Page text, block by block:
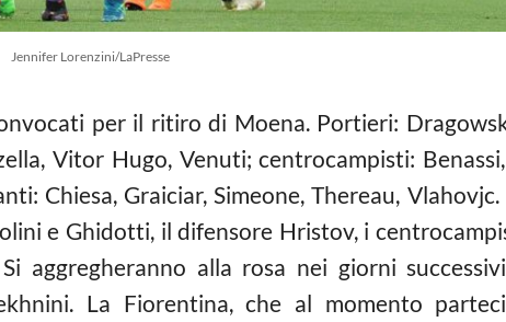
Jennifer Lorenzini/LaPresse
per il ritiro di Moena. Portieri:
Vitor Hugo, Venuti; centrocampisti:
Chiesa, Graiciar, Simeone, Thereau,
e Ghidotti, il difensore Hristov, i
aggregheranno alla rosa nei giorni
La Fiorentina, che al momento